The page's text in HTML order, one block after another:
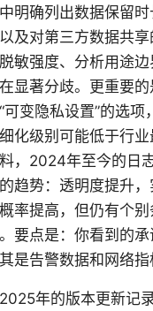
明确列出数据保留
及对第三方数据共
敏强度、分析用途
显著分歧。更重要
可变隐私设置”的选项
化级别可能低于行
，2024年至今的日
趋势：透明度提升
率提高，但仍有个
要点是：你看到的
是告警数据和网络指
年的版本更新记